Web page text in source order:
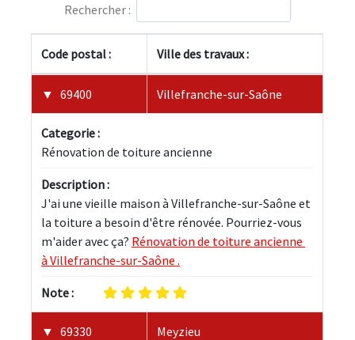
Rechercher :
Code postal : Ville des travaux :
69400 Villefranche-sur-Saône
Categorie :
Rénovation de toiture ancienne
Description :
J'ai une vieille maison à Villefranche-sur-Saône et
la toiture a besoin d'être rénovée. Pourriez-vous
m'aider avec ça? Rénovation de toiture ancienne
à Villefranche-sur-Saône .
Note :
69330 Meyzieu